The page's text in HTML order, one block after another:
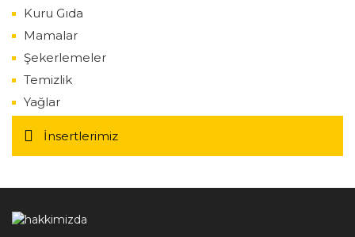
Kuru Gıda
Mamalar
Şekerlemeler
Temizlik
Yağlar
İnsertlerimiz